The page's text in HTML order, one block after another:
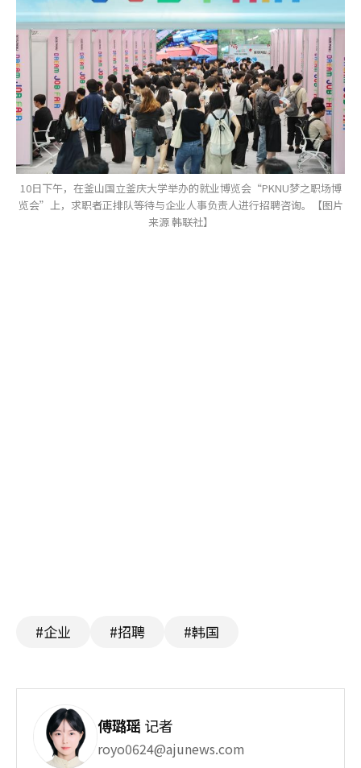
10日下午，在釜山国立釜庆大学举办的就业博览会“PKNU梦之职场博
览会”上，求职者正排队等待与企业人事负责人进行招聘咨询。【图片
来源 韩联社】
#企业 #招聘 #韩国
傅璐瑶 记者
royo0624@ajunews.com